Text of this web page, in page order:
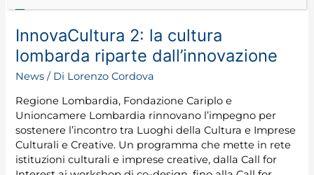
InnovaCultura 2: la cultura
lombarda riparte dall’innovazione
News / Di Lorenzo Cordova
Regione Lombardia, Fondazione Cariplo e
Unioncamere Lombardia rinnovano l’impegno per
sostenere l’incontro tra Luoghi della Cultura e Imprese
Culturali e Creative. Un programma che mette in rete
istituzioni culturali e imprese creative, dalla Call for